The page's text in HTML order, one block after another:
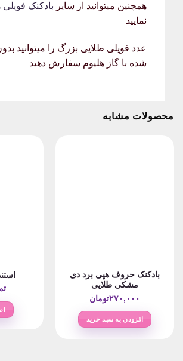
همچنین میتوانید از سایر بادکنک
نمایید
عدد فویلی طلایی بزرگ را میتوانید بدون
شده با گاز هلیوم سفارش دهید
محصولات مشابه
بادکنک حروف هپی برد دی
مشکی طلایی
۲۷۰,۰۰۰تومان
افزودن به سبد خرید